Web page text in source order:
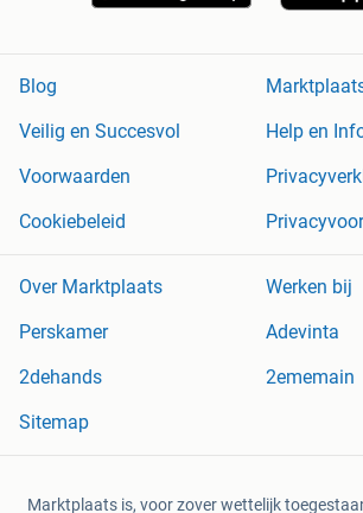
Blog
Veilig en Succesvol
Help en
Voorwaarden
Cookiebeleid
Over Marktplaats
Werken bij
Perskamer
Adevinta
2dehands
2ememain
Sitemap
Marktplaats is, voor zover wettelijk